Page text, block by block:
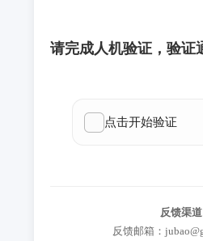
请完成人机验证，验证
反馈渠道
反馈邮箱：